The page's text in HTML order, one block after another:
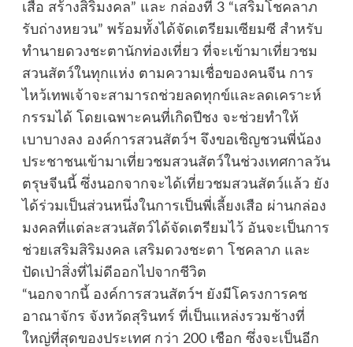
เสือ สร้างสิริมงคล” และ กล่องที่ 3 “เสริมโชคลาภ
รับถ่างหยวน” พร้อมทั้งได้จัดเตรียมเซียมซี สำหรับ
ทำนายดวงชะตานักท่องเที่ยว ที่จะเข้ามาเที่ยวชม
สวนสัตว์ในทุกแห่ง ตามความเชื่อของคนจีน การ
ไหว้เทพเจ้าจะสามารถช่วยลดทุกข์และลดเคราะห์
กรรมได้ โดยเฉพาะคนที่เกิดปีชง จะช่วยทำให้
เบาบางลง องค์การสวนสัตว์ฯ จึงขอเชิญชวนพี่น้อง
ประชาชนเข้ามาเที่ยวชมสวนสัตว์ในช่วงเทศกาลวัน
ตรุษจีนนี้ ซึ่งนอกจากจะได้เที่ยวชมสวนสัตว์แล้ว ยัง
ได้ร่วมเป็นส่วนหนึ่งในการเป็นพี่เลี้ยงเสือ ผ่านกล่อง
มงคลที่แต่ละสวนสัตว์ได้จัดเตรียมไว้ อันจะเป็นการ
ช่วยเสริมสิริมงคล เสริมดวงชะตา โชคลาภ และ
ปัดเป่าสิ่งที่ไม่ดีออกไปจากชีวิต
“นอกจากนี้ องค์การสวนสัตว์ฯ ยังมีโครงการคช
อาณาจักร จังหวัดสุรินทร์ ที่เป็นแหล่งรวมช้างที่
ใหญ่ที่สุดของประเทศ กว่า 200 เชือก ซึ่งจะเป็นอีก